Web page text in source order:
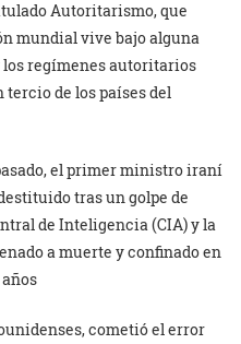
Autoritarismo, que
mundial vive bajo alguna
regímenes autoritarios
de los países del
el primer ministro iraní
tras un golpe de
de Inteligencia (CIA) y la
a muerte y confinado en
cometió el error